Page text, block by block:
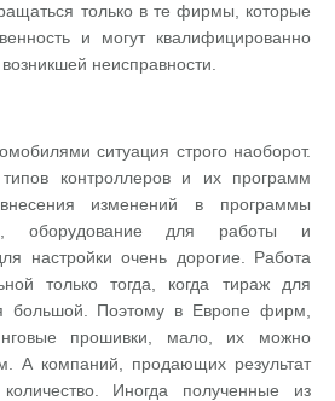
только в те фирмы, которые
и могут квалифицированно
неисправности.
ситуация строго наоборот.
типов контроллеров и их программ
изменений в программы
оборудование для работы и
настройки очень дорогие. Работа
только тогда, когда тираж для
большой. Поэтому в Европе фирм,
прошивки, мало, их можно
А компаний, продающих результат
Иногда полученные из